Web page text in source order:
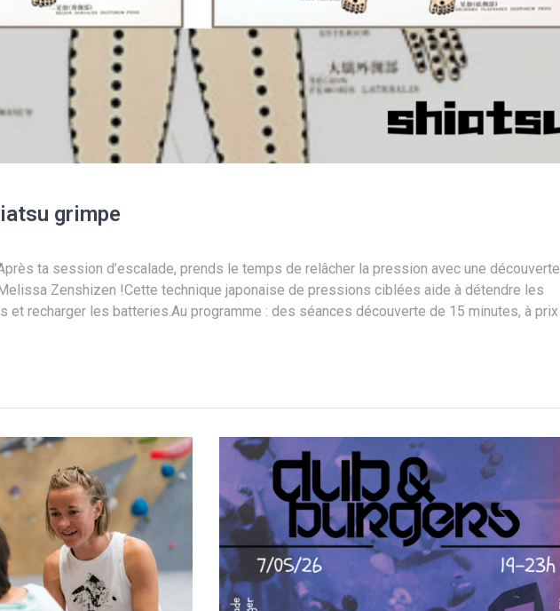
grimpe
ta session d’escalade, prends le temps de relâcher la pression avec une découverte
Zenshizen !Cette technique japonaise de pressions ciblées aide à détendre les
et recharger les batteries.Au programme : des séances découverte de 15 minutes, à prix